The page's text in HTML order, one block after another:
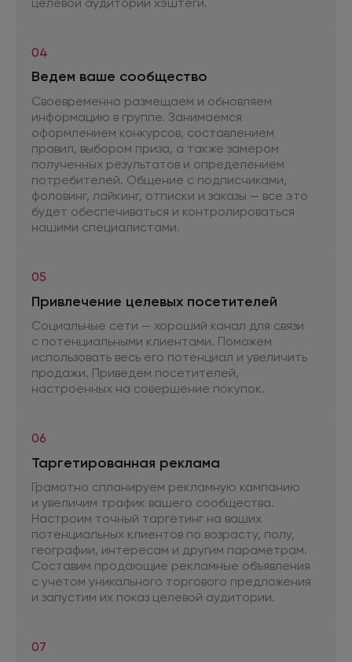
04
Ведем ваше сообщество
Своевременно размещаем и обновляем
информацию в группе. Занимаемся
оформлением конкурсов, составлением
правил, выбором приза, а также замером
полученных результатов и определением
потребителей. Общение с подписчиками,
фоловинг, лайкинг, отписки и заказы — все это
будет обеспечиваться и контролироваться
нашими специалистами.
05
Привлечение целевых посетителей
Социальные сети — хороший канал для связи
с потенциальными клиентами. Поможем
использовать весь его потенциал и увеличить
продажи. Приведем посетителей,
настроенных на совершение покупок.
06
Таргетированная реклама
Грамотно спланируем рекламную кампанию
и увеличим трафик вашего сообщества.
Настроим точный таргетинг на ваших
потенциальных клиентов по возрасту, полу,
географии, интересам и другим параметрам.
Составим продающие рекламные объявления
с учетом уникального торгового предложения
и запустим их показ целевой аудитории.
07